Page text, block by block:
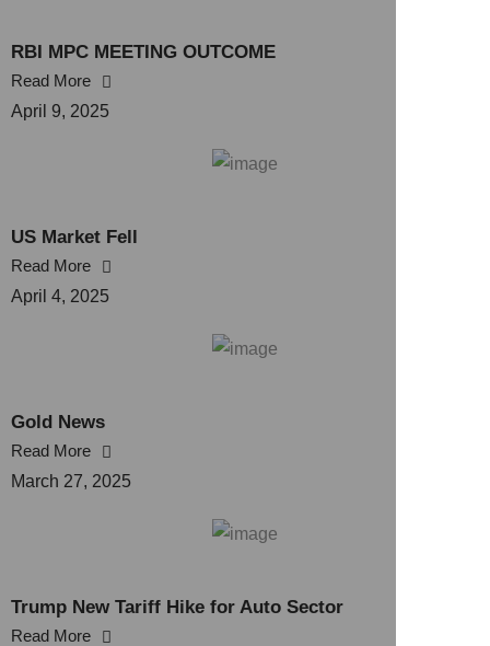
RBI MPC MEETING OUTCOME
Read More
April 9, 2025
US Market Fell
Read More
April 4, 2025
Gold News
Read More
March 27, 2025
Trump New Tariff Hike for Auto Sector
Read More